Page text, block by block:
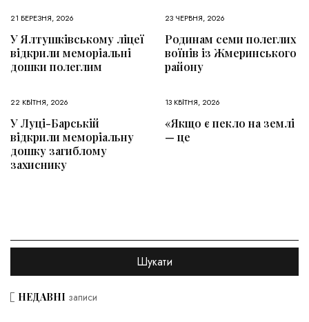
21 БЕРЕЗНЯ, 2026
У Ялтушківському ліцеї
відкрили меморіальні
дошки полеглим
23 ЧЕРВНЯ, 2026
Родинам семи полеглих
воїнів із Жмеринського
району
22 КВІТНЯ, 2026
У Луці-Барській
відкрили меморіальну
дошку загиблому
захиснику
13 КВІТНЯ, 2026
«Якщо є пекло на землі
— це
НЕДАВНІ записи